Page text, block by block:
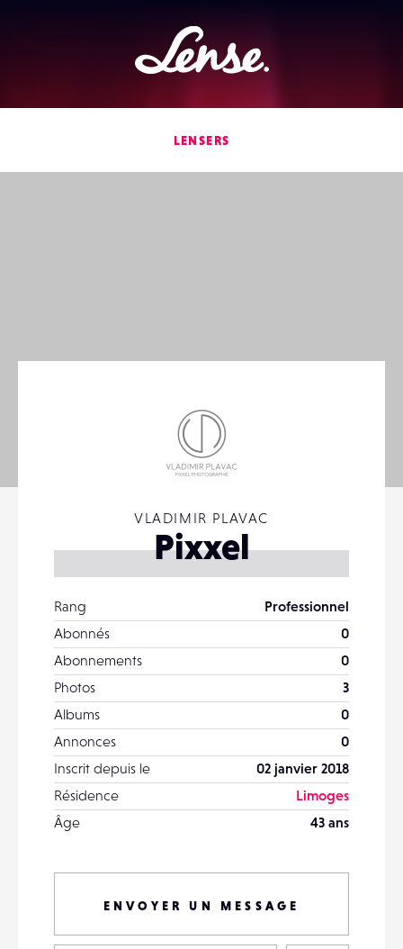
Lense
LENSERS
VLADIMIR PLAVAC
Pixxel
Rang
Professionnel
Abonnés
0
Abonnements
0
Photos
3
Albums
0
Annonces
0
Inscrit depuis le
02 janvier 2018
Résidence
Limoges
Âge
43 ans
ENVOYER UN MESSAGE